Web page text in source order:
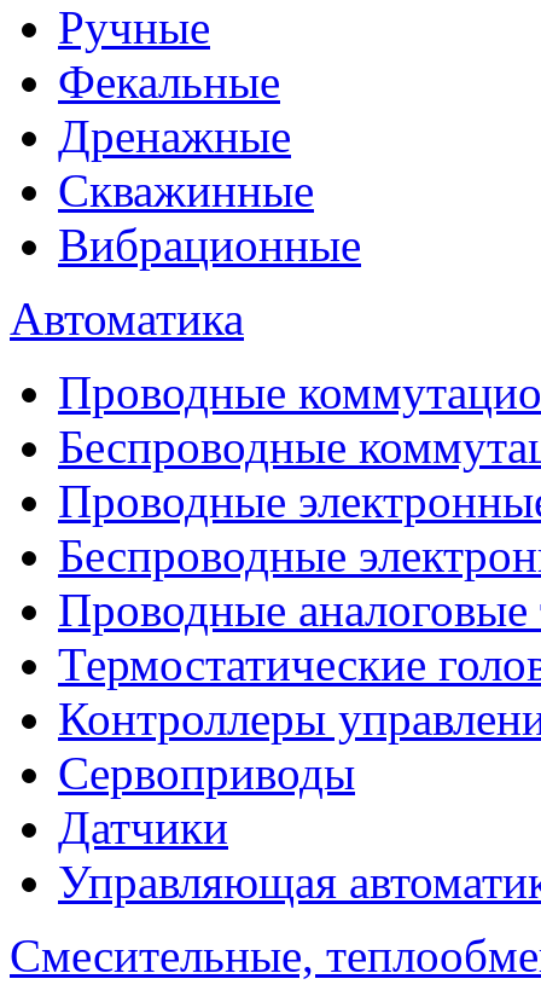
Ручные
Фекальные
Дренажные
Скважинные
Вибрационные
Автоматика
Проводные
Беспроводные
Проводные
Беспроводные
Проводные аналоговые
Термостатические
Контроллеры
Сервоприводы
Датчики
Управляющая
Смесительные,